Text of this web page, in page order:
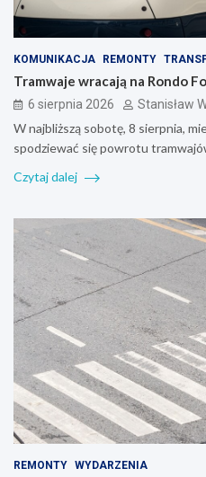
KOMUNIKACJA REMONTY
Tramwaje wracają na Rondo
6 sierpnia 2026 Stanisław
W najbliższą sobotę, 8 sierpnia,
spodziewać się powrotu
Czytaj dalej
REMONTY WYDARZENIA